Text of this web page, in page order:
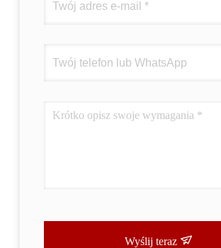
Wyślij teraz